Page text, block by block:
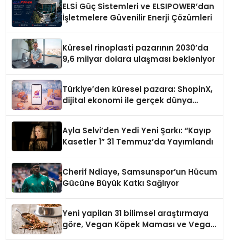
ELSİ Güç Sistemleri ve ELSIPOWER’dan
İşletmelere Güvenilir Enerji Çözümleri
Küresel rinoplasti pazarının 2030’da
9,6 milyar dolara ulaşması bekleniyor
Türkiye’den küresel pazara: ShopinX,
dijital ekonomi ile gerçek dünya
Ayla Selvi’den Yedi Yeni Şarkı: “Kayıp
Kasetler 1” 31 Temmuz’da Yayımlandı
Cherif Ndiaye, Samsunspor’un Hücum
Gücüne Büyük Katkı Sağlıyor
Yeni yapilan 31 bilimsel araştırmaya
göre, Vegan Köpek Maması ve Vegan